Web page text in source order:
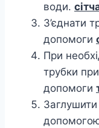
води.
З’єднати
допомоги
При
трубки при
допомоги
Заглушити